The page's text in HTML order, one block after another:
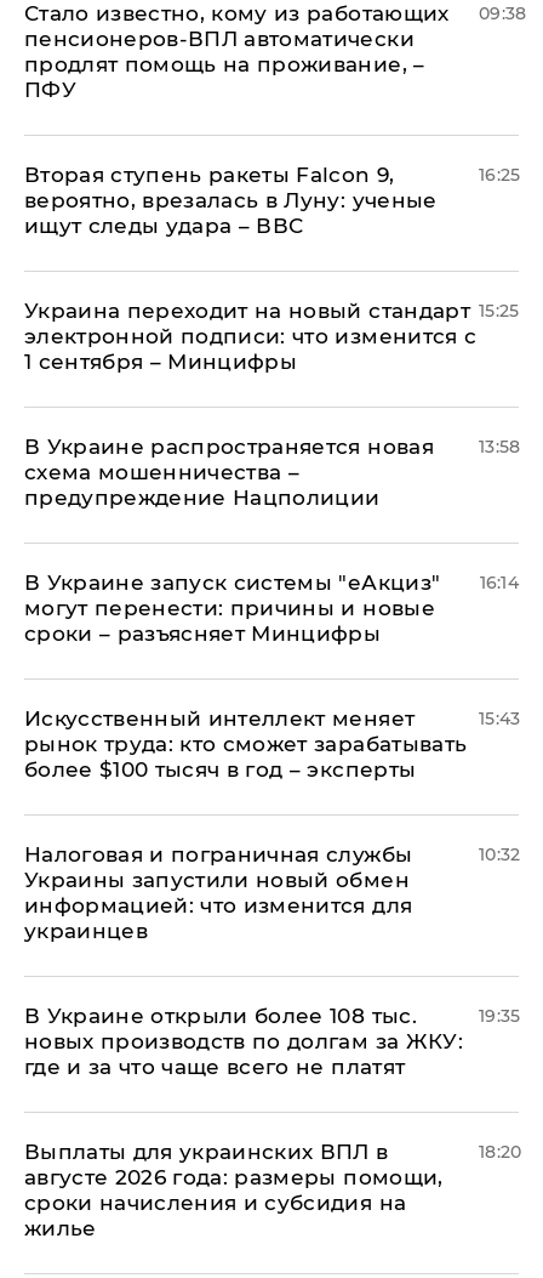
Стало известно, кому из работающих
пенсионеров-ВПЛ автоматически
продлят помощь на проживание, –
ПФУ
09:38
Вторая ступень ракеты Falcon 9,
вероятно, врезалась в Луну: ученые
ищут следы удара – ВВС
16:25
Украина переходит на новый стандарт
электронной подписи: что изменится с
1 сентября – Минцифры
15:25
В Украине распространяется новая
схема мошенничества –
предупреждение Нацполиции
13:58
В Украине запуск системы "еАкциз"
могут перенести: причины и новые
сроки – разъясняет Минцифры
16:14
Искусственный интеллект меняет
рынок труда: кто сможет зарабатывать
более $100 тысяч в год – эксперты
15:43
Налоговая и пограничная службы
Украины запустили новый обмен
информацией: что изменится для
украинцев
10:32
В Украине открыли более 108 тыс.
новых производств по долгам за ЖКУ:
где и за что чаще всего не платят
19:35
Выплаты для украинских ВПЛ в
августе 2026 года: размеры помощи,
сроки начисления и субсидия на
жилье
18:20